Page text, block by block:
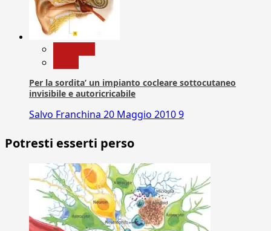
Per la sordita’ un impianto cocleare sottocutaneo
invisibile e autoricricabile
Salvo Franchina 20 Maggio 20109
Potresti esserti perso